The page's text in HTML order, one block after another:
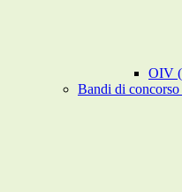
OIV
Bandi di concorso